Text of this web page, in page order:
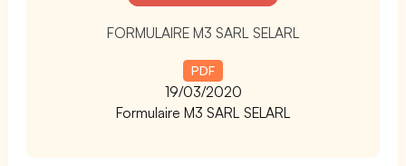
FORMULAIRE M3 SARL SELARL
PDF
19/03/2020
Formulaire M3 SARL SELARL